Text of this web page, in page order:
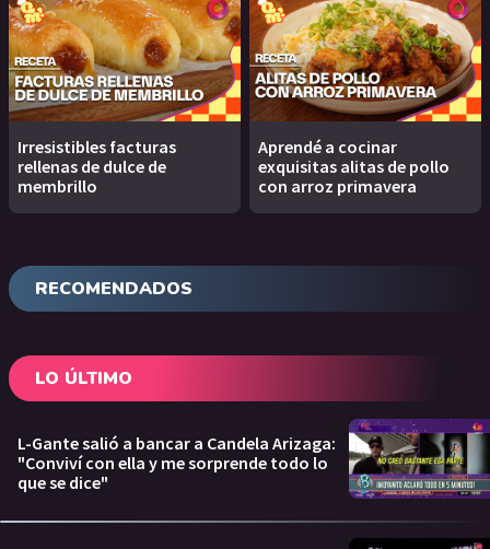
Irresistibles facturas
rellenas de dulce de
membrillo
Aprendé a cocinar
exquisitas alitas de pollo
con arroz primavera
RECOMENDADOS
LO ÚLTIMO
L-Gante salió a bancar a Candela Arizaga:
"Conviví con ella y me sorprende todo lo
que se dice"